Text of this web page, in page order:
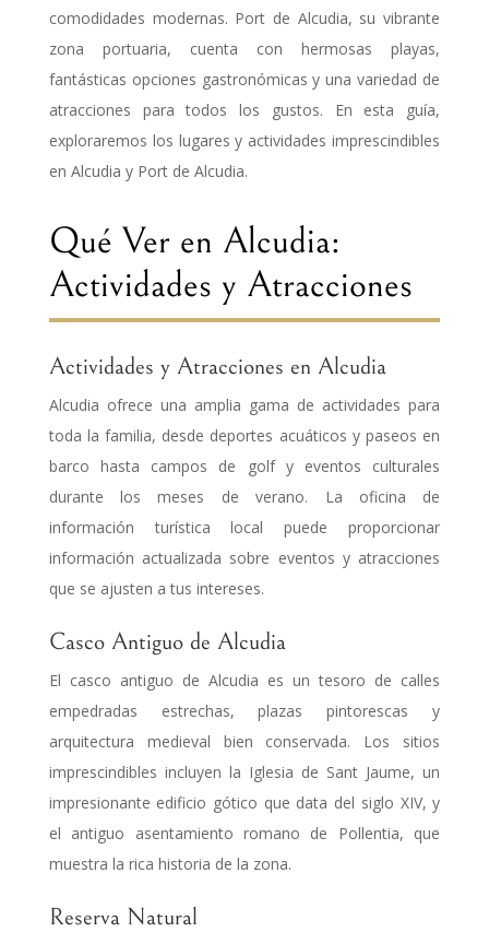
comodidades modernas. Port de Alcudia, su vibrante
zona portuaria, cuenta con hermosas playas,
fantásticas opciones gastronómicas y una variedad de
atracciones para todos los gustos. En esta guía,
exploraremos los lugares y actividades imprescindibles
en Alcudia y Port de Alcudia.
Qué Ver en Alcudia:
Actividades y Atracciones
Actividades y Atracciones en Alcudia
Alcudia ofrece una amplia gama de actividades para
toda la familia, desde deportes acuáticos y paseos en
barco hasta campos de golf y eventos culturales
durante los meses de verano. La oficina de
información turística local puede proporcionar
información actualizada sobre eventos y atracciones
que se ajusten a tus intereses.
Casco Antiguo de Alcudia
El casco antiguo de Alcudia es un tesoro de calles
empedradas estrechas, plazas pintorescas y
arquitectura medieval bien conservada. Los sitios
imprescindibles incluyen la Iglesia de Sant Jaume, un
impresionante edificio gótico que data del siglo XIV, y
el antiguo asentamiento romano de Pollentia, que
muestra la rica historia de la zona.
Reserva Natural